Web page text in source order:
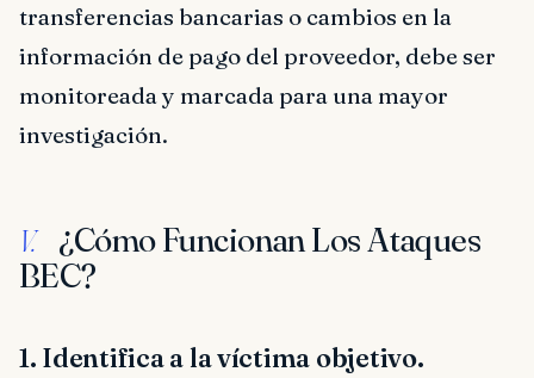
transferencias bancarias o cambios en la
información de pago del proveedor, debe ser
monitoreada y marcada para una mayor
investigación.
V.
¿Cómo Funcionan Los Ataques
BEC?
1. Identifica a la víctima objetivo.